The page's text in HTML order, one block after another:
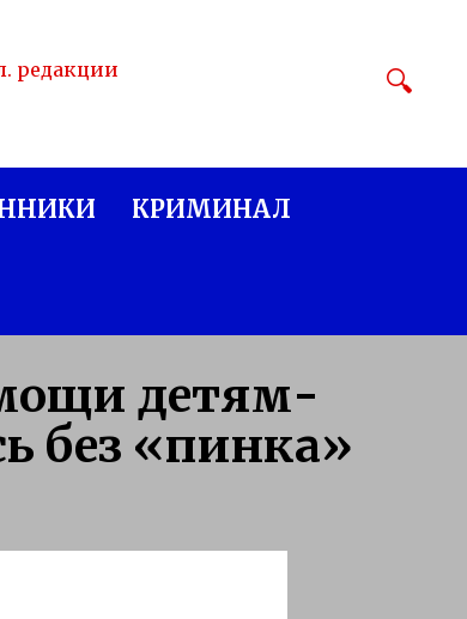
редакции
КРИМИНАЛ
детям-
без «пинка»